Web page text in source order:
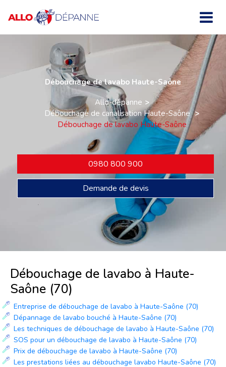
Débouchage de lavabo Haute-Saône
Allo-dépanne
Débouchage de canalisation Haute-Saône
Débouchage de lavabo Haute-Saône
0980 800 900
Demande de devis
Débouchage de lavabo à Haute-
Saône (70)
Entreprise de débouchage de lavabo à Haute-Saône (70)
Dépannage de lavabo bouché à Haute-Saône (70)
Les techniques de débouchage de lavabo à Haute-Saône (70)
SOS pour un débouchage de lavabo à Haute-Saône (70)
Prix de débouchage de lavabo à Haute-Saône (70)
Les prestations liées au débouchage lavabo Haute-Saône (70)